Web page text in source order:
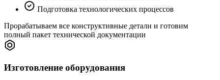
Подготовка технологических процессов
Прорабатываем все конструктивные детали и готовим
полный пакет технической документации
Изготовление оборудования